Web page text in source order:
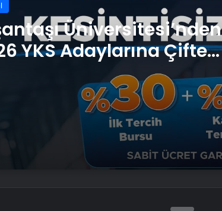
Üniversitesi’nden
YKS Adaylarına Çifte
Sabit Ücret ve
Burs